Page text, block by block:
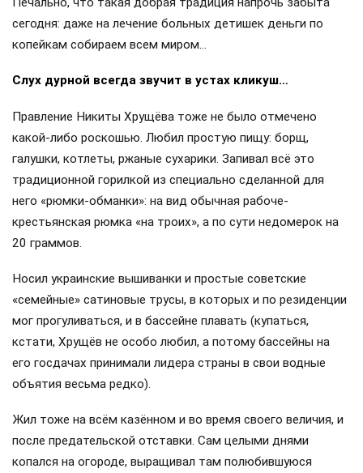
уже позже в Кремле для любимого вождя и его гостей в
разнообразном изобилии всегда готовили проверенные
повара.
Удивительно, но человек с диктаторским характером,
Кто в теремочке живёт?
Единственной слабостью Сталина, пожалуй, были его
оборудовали в количестве аж 18 объектов.
Самое большое количество резиденций было на юге
страны: в Сочи, Крыму, Абхазии. Любимая, так
называемая «Ближняя дача», в которой Сталин
практически жил постоянно, находилась в подмосковном
15 минут.
На их строительство и безопасность бюджет тратил